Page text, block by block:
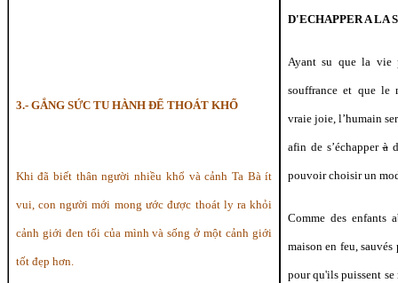
3.- GẮNG SỨC TU HÀNH ĐỂ THOÁT KHỔ
Khi đã biết thân người nhiều khổ và cảnh Ta Bà ít
vui, con người mới mong ước được thoát ly ra khỏi
cảnh giới đen tối của mình và sống ở một cảnh giới
tốt đẹp hơn.
D'ECHAPPER A LA
Ayant su que la vie
souffrance et que le
vraie joie, l’humain
afin de s’échapperà
pouvoir choisir un
Comme des enfants
maison en feu,
pour qu'ils puissent